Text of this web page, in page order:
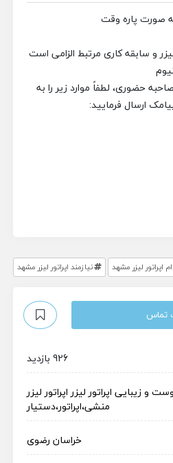
به صورت پاره وقت
و سابقه کاری مرتبط الزامی است
حضوری، لطفاً موارد زیر را به
ارسال فرمایید:
اپراتور لیزر مشهد نیازمند اپراتور لیزر مشهد
تماس
926 بازدید
و زیبایی اپراتور لیزر اپراتور لیزر
منشی،اپراتور،دستیار
خراسان رضوی